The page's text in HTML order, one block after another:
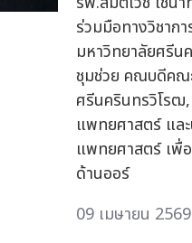
ร่วมมือทางวิชาก
มหาวิทยาลัยศรี
ชุมช่วย คณบดีคณ
ศรีนครินทรวิโร
แพทยศาสตร์ แล
แพทยศาสตร์ เพื่
ด้านออร์
09 เมษายน